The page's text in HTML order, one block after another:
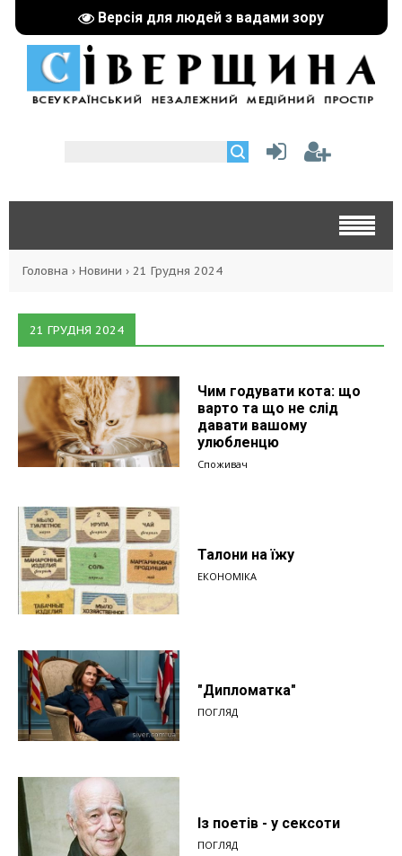
Версія для людей з вадами зору
Головна › Новини › 21 Грудня 2024
21 ГРУДНЯ 2024
Чим годувати кота: що
варто та що не слід
давати вашому
улюбленцю
Споживач
Талони на їжу
ЕКОНОМІКА
"Дипломатка"
ПОГЛЯД
Із поетів - у сексоти
ПОГЛЯД